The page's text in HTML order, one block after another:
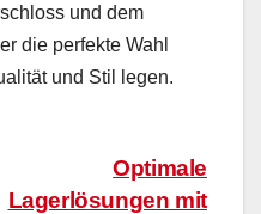
und dem
die perfekte Wahl
und Stil legen.
Optimale
Lagerlösungen mit